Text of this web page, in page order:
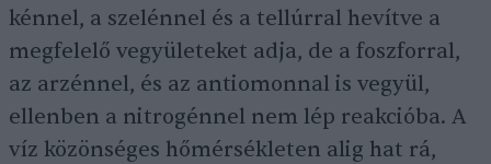
kénnel, a szelénnel és a tellúrral hevítve a
megfelelő vegyületeket adja, de a foszforral,
az arzénnel, és az antiomonnal is vegyül,
ellenben a nitrogénnel nem lép reakcióba. A
víz közönséges hőmérsékleten alig hat rá,